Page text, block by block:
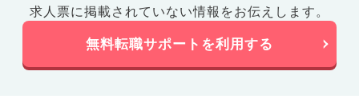
求人票に掲載されていない情報をお伝えします。
無料転職サポートを利用する